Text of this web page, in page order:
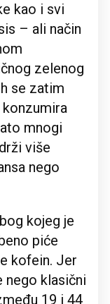
kao i svi
– ali način
zelenog
se zatim
mnogi
više
nego
kojeg je
piće
kofein. Jer
nego klasični
19 i 44